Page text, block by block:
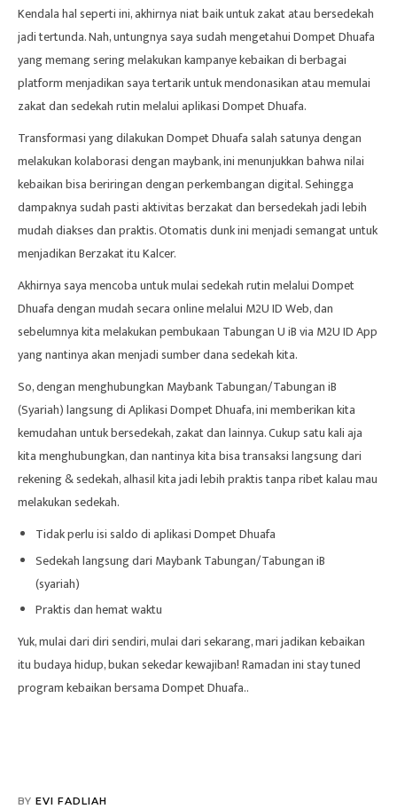
Kendala hal seperti ini, akhirnya niat baik untuk zakat atau bersedekah
jadi tertunda. Nah, untungnya saya sudah mengetahui Dompet Dhuafa
yang memang sering melakukan kampanye kebaikan di berbagai
platform menjadikan saya tertarik untuk mendonasikan atau memulai
zakat dan sedekah rutin melalui aplikasi Dompet Dhuafa.
Transformasi yang dilakukan Dompet Dhuafa salah satunya dengan
melakukan kolaborasi dengan maybank, ini menunjukkan bahwa nilai
kebaikan bisa beriringan dengan perkembangan digital. Sehingga
dampaknya sudah pasti aktivitas berzakat dan bersedekah jadi lebih
mudah diakses dan praktis. Otomatis dunk ini menjadi semangat untuk
menjadikan Berzakat itu Kalcer.
Akhirnya saya mencoba untuk mulai sedekah rutin melalui Dompet
Dhuafa dengan mudah secara online melalui M2U ID Web, dan
sebelumnya kita melakukan pembukaan Tabungan U iB via M2U ID App
yang nantinya akan menjadi sumber dana sedekah kita.
So, dengan menghubungkan Maybank Tabungan/Tabungan iB
(Syariah) langsung di Aplikasi Dompet Dhuafa, ini memberikan kita
kemudahan untuk bersedekah, zakat dan lainnya. Cukup satu kali aja
kita menghubungkan, dan nantinya kita bisa transaksi langsung dari
rekening & sedekah, alhasil kita jadi lebih praktis tanpa ribet kalau mau
melakukan sedekah.
Tidak perlu isi saldo di aplikasi Dompet Dhuafa
Sedekah langsung dari Maybank Tabungan/Tabungan iB
(syariah)
Praktis dan hemat waktu
Yuk, mulai dari diri sendiri, mulai dari sekarang, mari jadikan kebaikan
itu budaya hidup, bukan sekedar kewajiban! Ramadan ini stay tuned
program kebaikan bersama Dompet Dhuafa..
BY EVI FADLIAH